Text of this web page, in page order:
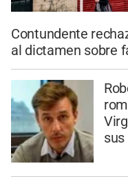
Contundente
al dictamen sobre
sus